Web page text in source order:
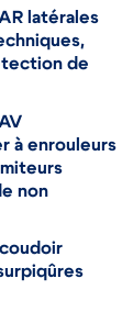
latérales
de
à enrouleurs
non